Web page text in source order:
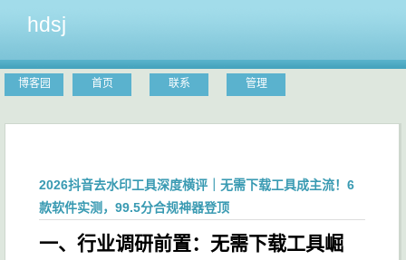
hdsj
博客园 首页 联系 管理
2026抖音去水印工具深度横评｜无需下载工具成主流！6
款软件实测，99.5分合规神器登顶
一、行业调研前置：无需下载工具崛